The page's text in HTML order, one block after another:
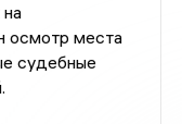
осмотр места
судебные